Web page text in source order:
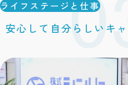
ライフステージと仕事
安心して自分らしいキ